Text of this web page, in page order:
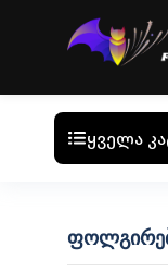
ყველა